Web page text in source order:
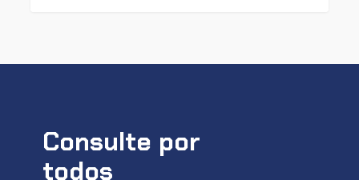
Consulte por
todos